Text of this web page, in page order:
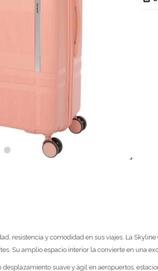
resistencia y comodidad en sus viajes. La
Su amplio espacio interior la convierte en una
suave y ágil en aeropuertos,